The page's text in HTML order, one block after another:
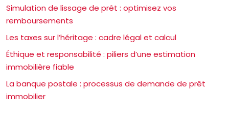
Simulation de lissage de prêt : optimisez vos
remboursements
Les taxes sur l’héritage : cadre légal et calcul
Éthique et responsabilité : piliers d’une estimation
immobilière fiable
La banque postale : processus de demande de prêt
immobilier